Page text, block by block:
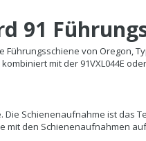
91
Führungsschiene von Oregon,
mit der 91VXL044E
Schienenaufnahme ist das
mit den Schienenaufnahmen